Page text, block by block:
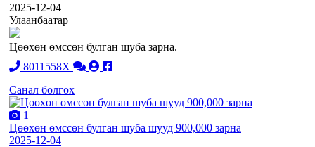
2025-12-04
Улаанбаатар
Цөөхөн өмссөн булган шуба зарна.
8011558X
Санал болгох
1
Цөөхөн өмссөн булган шуба шууд 900,000 зарна
2025-12-04